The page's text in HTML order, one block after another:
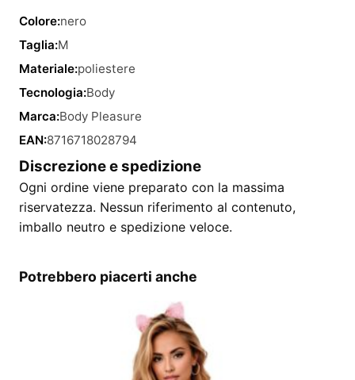
Colore:nero
Taglia:M
Materiale:poliestere
Tecnologia:Body
Marca:Body Pleasure
EAN:8716718028794
Discrezione e spedizione
Ogni ordine viene preparato con la massima
riservatezza. Nessun riferimento al contenuto,
imballo neutro e spedizione veloce.
Potrebbero piacerti anche